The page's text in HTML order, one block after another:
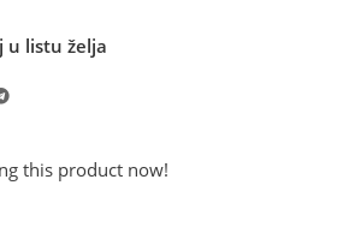
u listu želja
this product now!